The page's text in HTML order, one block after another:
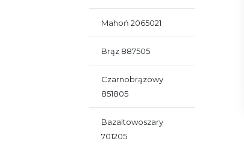
Mahoń 2065021
Brąz 887505
Czarnobrązowy
851805
Bazaltowoszary
701205